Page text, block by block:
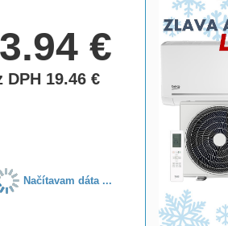
€
DPH 19.46€
Načítavam dáta ...